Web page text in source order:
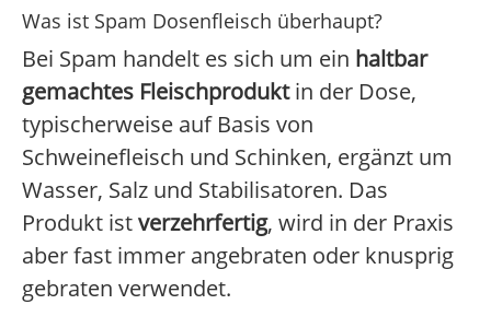
Was ist Spam Dosenfleisch überhaupt?
Bei Spam handelt es sich um ein haltbar
gemachtes Fleischproduktin der Dose,
typischerweise auf Basis von
Schweinefleisch und Schinken, ergänzt um
Wasser, Salz und Stabilisatoren. Das
Produkt istverzehrfertig, wird in der Praxis
aber fast immer angebraten oder knusprig
gebraten verwendet.